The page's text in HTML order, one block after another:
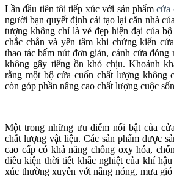
Lần đầu tiên tôi tiếp xúc với sản phẩmcửa
người bạn quyết định cải tạo lại căn nhà
tượng không chỉ là vẻ đẹp hiện đại của
chắc chắn và yên tâm khi chứng kiến
thao tác bấm nút đơn giản, cánh cửa đóng
không gây tiếng ồn khó chịu. Khoảnh
rằng một bộ cửa cuốn chất lượng không
còn góp phần nâng cao chất lượng cuộc
Một trong những ưu điểm nổi bật của
chất lượng vật liệu. Các sản phẩm được
cao cấp có khả năng chống oxy hóa,
điều kiện thời tiết khắc nghiệt của khí
xúc thường xuyên với nắng nóng, mưa